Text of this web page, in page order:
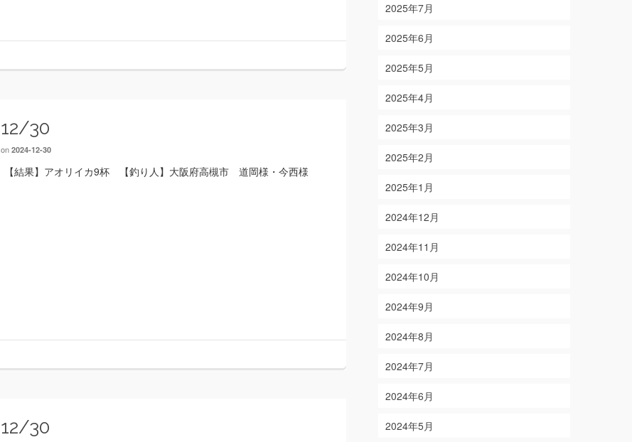
12/30
on 2024-12-30
【結果】アオリイカ9杯 【釣り人】大阪府高槻市 道岡様・今西様
12/30
2025年7月
2025年6月
2025年5月
2025年4月
2025年3月
2025年2月
2025年1月
2024年12月
2024年11月
2024年10月
2024年9月
2024年8月
2024年7月
2024年6月
2024年5月